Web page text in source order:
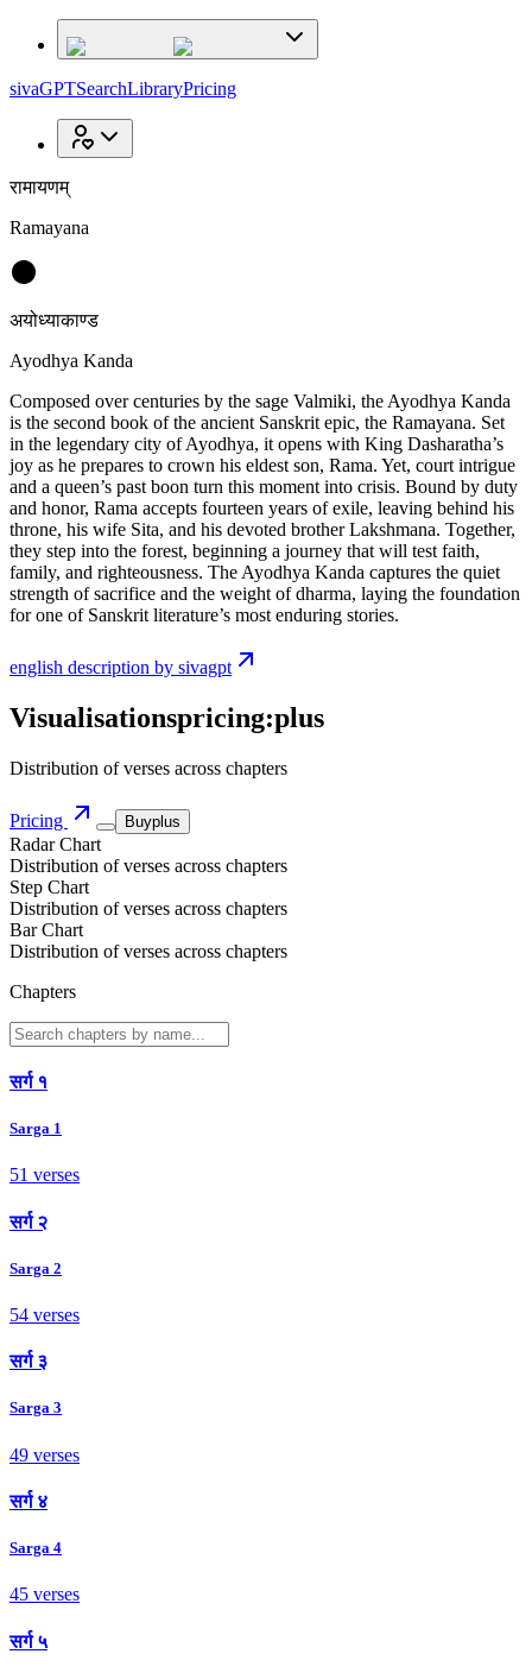
sivaGPTSearchLibraryPricing
रामायणम्
Ramayana
अयोध्याकाण्ड
Ayodhya Kanda
Composed over centuries by the sage Valmiki, the Ayodhya Kanda
is the second book of the ancient Sanskrit epic, the Ramayana. Set
in the legendary city of Ayodhya, it opens with King Dasharatha’s
joy as he prepares to crown his eldest son, Rama. Yet, court intrigue
and a queen’s past boon turn this moment into crisis. Bound by duty
and honor, Rama accepts fourteen years of exile, leaving behind his
throne, his wife Sita, and his devoted brother Lakshmana. Together,
they step into the forest, beginning a journey that will test faith,
family, and righteousness. The Ayodhya Kanda captures the quiet
strength of sacrifice and the weight of dharma, laying the foundation
for one of Sanskrit literature’s most enduring stories.
english description by sivagpt
Visualisationspricing:plus
Distribution of verses across chapters
Pricing Buyplus
Radar Chart
Distribution of verses across chapters
Step Chart
Distribution of verses across chapters
Bar Chart
Distribution of verses across chapters
Chapters
सर्ग १
Sarga 1
51 verses
सर्ग २
Sarga 2
54 verses
सर्ग ३
Sarga 3
49 verses
सर्ग ४
Sarga 4
45 verses
सर्ग ५